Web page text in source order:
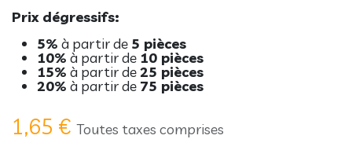
Prix dégressifs:
5% à partir de 5 pièces
10% à partir de 10 pièces
15% à partir de25 pièces
20% à partir de 75 pièces
1,65 € Toutes taxes comprises